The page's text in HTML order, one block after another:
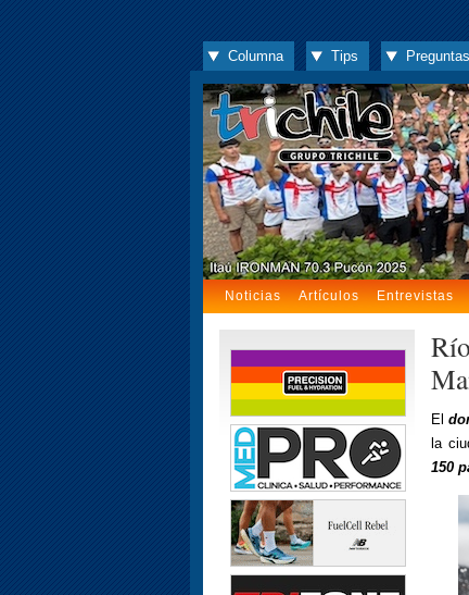
Columna Tips Preguntas
Noticias Artículos Entrevistas
El
la
150